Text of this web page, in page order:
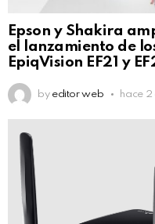
Epson y Shakira
el lanzamiento de
EpiqVision EF21 y
by editor web hace 2